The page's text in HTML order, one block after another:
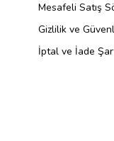
daha pahalı.
alternatifler olmalı.
Mesafeli Satış
Gizlilik ve
İptal ve İade